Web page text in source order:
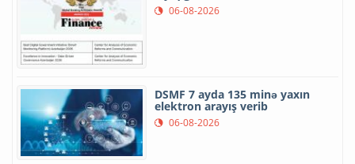
06-08-2026
DSMF 7 ayda 135 minə yaxın
elektron arayış verib
06-08-2026